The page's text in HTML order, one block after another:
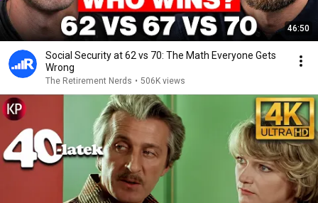
46:50
Social Security at 62 vs 70: The Math Everyone Gets
Wrong
The Retirement Nerds • 506K views